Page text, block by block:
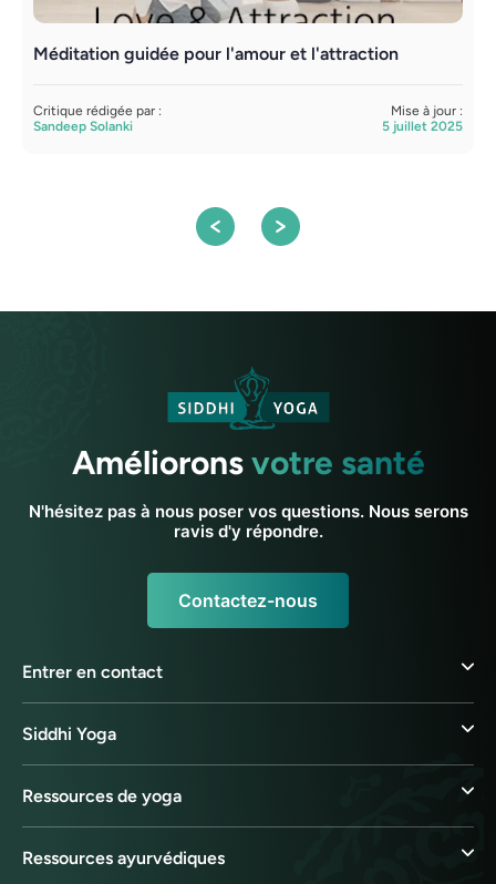
Méditation guidée pour l'amour et l'attraction
Critique rédigée par :
Sandeep Solanki
Mise à jour :
5 juillet 2025
Amélioronsvotre santé
N'hésitez pas à nous poser vos questions. Nous serons
ravis d'y répondre.
Contactez-nous
Entrer en contact
Siddhi Yoga
Ressources de yoga
Ressources ayurvédiques